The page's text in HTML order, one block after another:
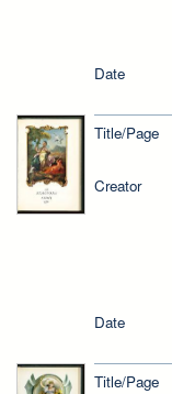
Date
Title/Page
Creator
Date
Title/Page